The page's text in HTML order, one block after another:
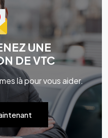
UNE
DE VTC
là pour vous aider.